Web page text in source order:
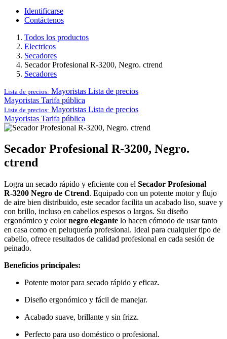
Identificarse
Contáctenos
Todos los productos
Electricos
Secadores
Secador Profesional R-3200, Negro. ctrend
Secadores
Lista de precios: Mayoristas Lista de precios
Mayoristas Tarifa pública
Lista de precios: Mayoristas Lista de precios
Mayoristas Tarifa pública
Secador Profesional R-3200, Negro.
ctrend
Logra un secado rápido y eficiente con el Secador Profesional
R‑3200 Negro de Ctrend. Equipado con un potente motor y flujo
de aire bien distribuido, este secador facilita un acabado liso, suave y
con brillo, incluso en cabellos espesos o largos. Su diseño
ergonómico y colornegro elegante lo hacen cómodo de usar tanto
en casa como en peluquería profesional. Ideal para cualquier tipo de
cabello, ofrece resultados de calidad profesional en cada sesión de
peinado.
Beneficios principales:
Potente motor para secado rápido y eficaz.
Diseño ergonómico y fácil de manejar.
Acabado suave, brillante y sin frizz.
Perfecto para uso doméstico o profesional.